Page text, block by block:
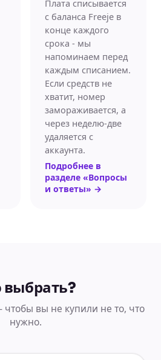
Плата списывается
с баланса Freeje в
конце каждого
срока - мы
напоминаем перед
каждым списанием.
Если средств не
хватит, номер
замораживается, а
через неделю-две
удаляется с
аккаунта.
Подробнее в
разделе «Вопросы
и ответы» →
выбрать?
чтобы вы не купили не то, что
нужно.